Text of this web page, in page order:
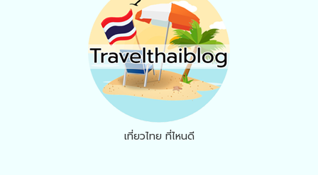
เที่ยวไทย ที่ไหนดี